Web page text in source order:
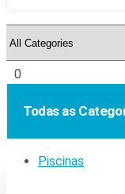
0
Todas as
Piscinas